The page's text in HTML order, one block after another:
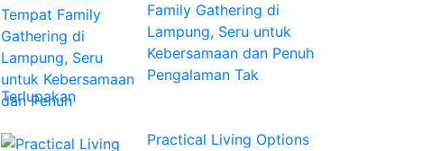
Family Gathering di
Lampung, Seru untuk
Kebersamaan dan Penuh
Pengalaman Tak
Terlupakan
Practical Living Options